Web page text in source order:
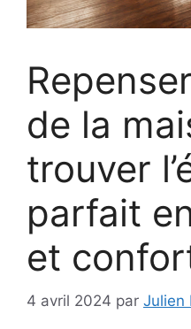
de la
trouver
parfait
et
4 avril 2024 par Julien